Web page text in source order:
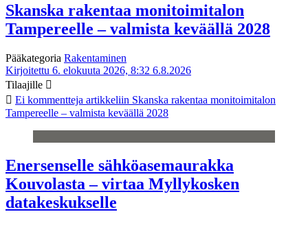
Skanska rakentaa monitoimitalon
Tampereelle – valmista keväällä 2028
Pääkategoria Rakentaminen
Kirjoitettu 6. elokuuta 2026, 8:32 6.8.2026
Tilaajille
Ei kommentteja artikkeliin Skanska rakentaa monitoimitalon
Tampereelle – valmista keväällä 2028
Enersenselle sähköasemaurakka
Kouvolasta – virtaa Myllykosken
datakeskukselle